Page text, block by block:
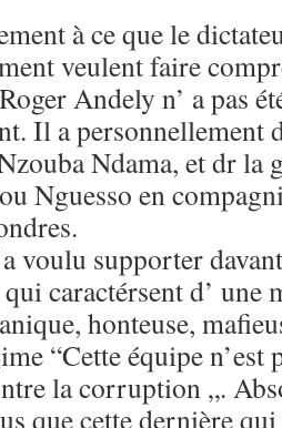
à ce que le
veulent faire
Andely n’ a pas
Il a personnellement
Ndama, et dr la
Nguesso en
voulu supporter
qui caractérsent d’
honteuse,
“Cette équipe
la corruption „.
que cette dernière